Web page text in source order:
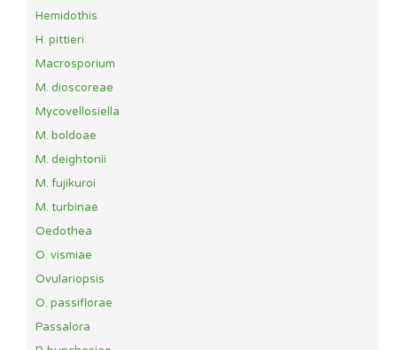
Hemidothis
H. pittieri
Macrosporium
M. dioscoreae
Mycovellosiella
M. boldoae
M. deightonii
M. fujikuroi
M. turbinae
Oedothea
O. vismiae
Ovulariopsis
O. passiflorae
Passalora